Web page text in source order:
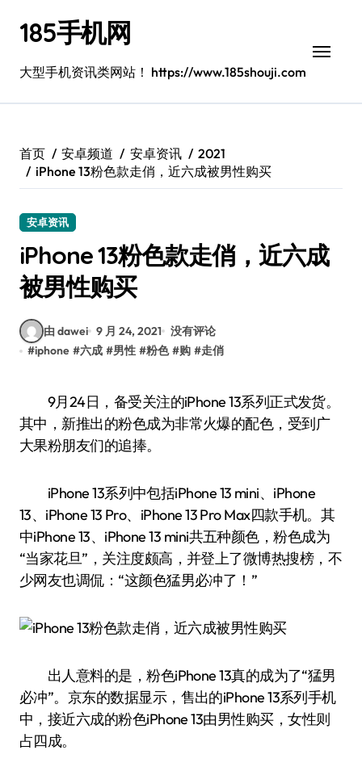
185手机网
大型手机资讯类网站！ https://www.185shouji.com
首页 安卓频道 安卓资讯
2021
iPhone 13粉色款走俏，近六成被男性购买
安卓资讯
iPhone 13粉色款走俏，近六成
被男性购买
由 dawei 9 月 24, 2021 没有评论
#iphone #六成 #男性 #粉色 #购 #走俏
9月24日，备受关注的iPhone 13系列正式发货。
其中，新推出的粉色成为非常火爆的配色，受到广
大果粉朋友们的追捧。
iPhone 13系列中包括iPhone 13 mini、iPhone
13、iPhone 13 Pro、iPhone 13 Pro Max四款手机。其
中iPhone 13、iPhone 13 mini共五种颜色，粉色成为
“当家花旦”，关注度颇高，并登上了微博热搜榜，不
少网友也调侃：“这颜色猛男必冲了！”
出人意料的是，粉色iPhone 13真的成为了“猛男
必冲”。京东的数据显示，售出的iPhone 13系列手机
中，接近六成的粉色iPhone 13由男性购买，女性则
占四成。